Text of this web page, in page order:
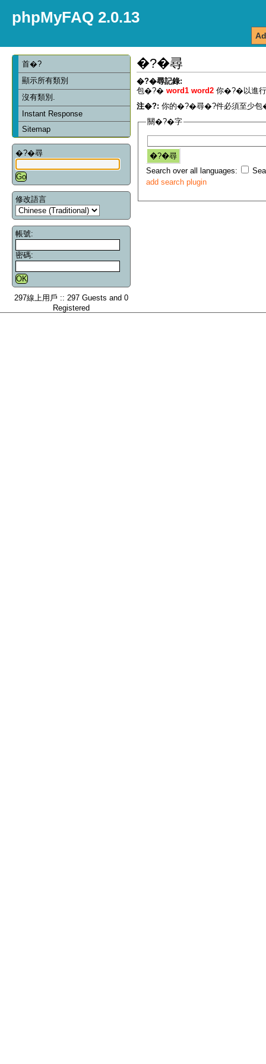
phpMyFAQ 2.0.13
首�?
顯示所有類別
沒有類別.
Instant Response
Sitemap
�?�尋
修改語言
帳號:
密碼:
297線上用戶 :: 297 Guests and 0
Registered
�?�尋
�?�尋記錄:
包�?� word1 word2 你�?�以進
注�?: 你的�?�尋�?件必須至少
關�?�字
Search over all languages:
add search plugin